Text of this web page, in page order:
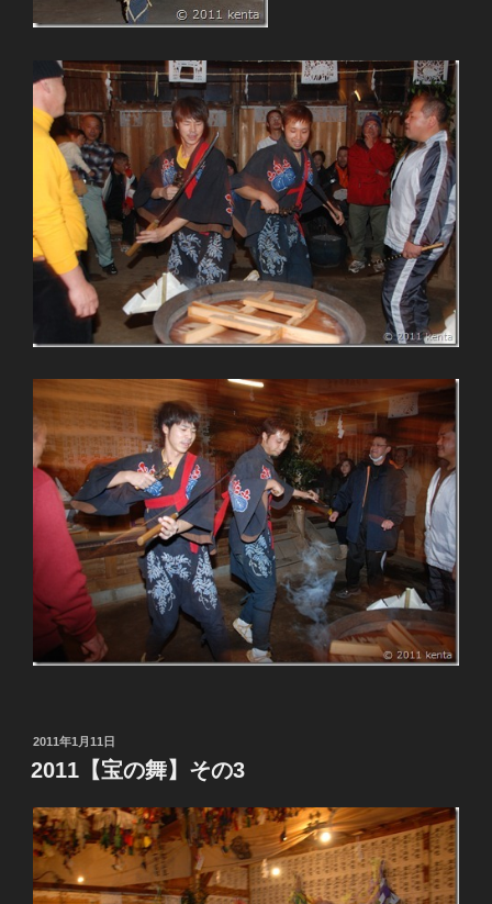
投
稿
日:
2011年1月11日
2011【宝の舞】その3